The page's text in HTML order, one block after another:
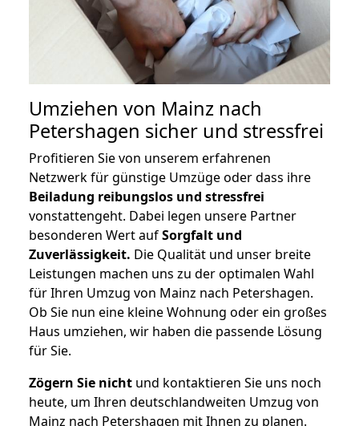
Umziehen von Mainz nach
Petershagen sicher und stressfrei
Profitieren Sie von unserem erfahrenen
Netzwerk für günstige Umzüge oder dass ihre
Beiladung reibungslos und stressfrei
vonstattengeht. Dabei legen unsere Partner
besonderen Wert aufSorgfalt und
Zuverlässigkeit. Die Qualität und unser breite
Leistungen machen uns zu der optimalen Wahl
für Ihren Umzug von Mainz nach Petershagen.
Ob Sie nun eine kleine Wohnung oder ein großes
Haus umziehen, wir haben die passende Lösung
für Sie.
Zögern Sie nicht und kontaktieren Sie uns noch
heute, um Ihren deutschlandweiten Umzug von
Mainz nach Petershagen mit Ihnen zu planen.